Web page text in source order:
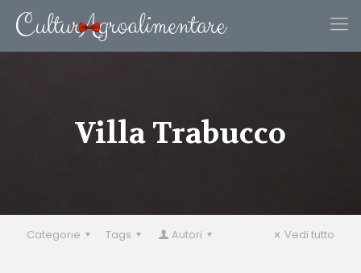
Villa Trabucco
Categorie Tags Autori Vedi tutto